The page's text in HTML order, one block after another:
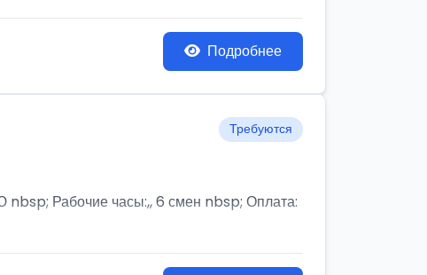
Подробнее
Требуются
Рабочие часы:,, 6 смен nbsp; Оплата: